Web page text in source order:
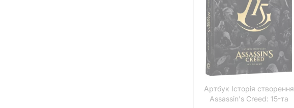
Артбук Історія створення
Assassin's Creed: 15-та